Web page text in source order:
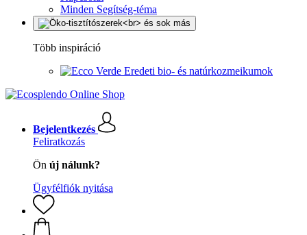
Minden Segítség-téma
Több inspiráció
Eredeti bio- és natúrkozmeikumok
Bejelentkezés
Feliratkozás
Ön új nálunk?
Ügyfélfiók nyitása